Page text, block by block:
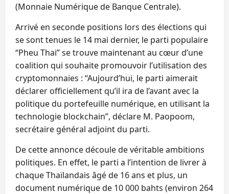
(Monnaie Numérique de Banque Centrale).
Arrivé en seconde positions lors des élections qui
se sont tenues le 14 mai dernier, le parti populaire
“Pheu Thai” se trouve maintenant au cœur d’une
coalition qui souhaite promouvoir l’utilisation des
cryptomonnaies : “Aujourd’hui, le parti aimerait
déclarer officiellement qu’il ira de l’avant avec la
politique du portefeuille numérique, en utilisant la
technologie blockchain”, déclare M. Paopoom,
secrétaire général adjoint du parti.
De cette annonce découle de véritable ambitions
politiques. En effet, le parti a l’intention de livrer à
chaque Thaïlandais âgé de 16 ans et plus, un
document numérique de 10 000 bahts (environ 264